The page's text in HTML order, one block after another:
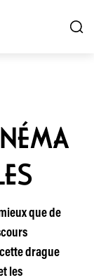
que de
drague
les